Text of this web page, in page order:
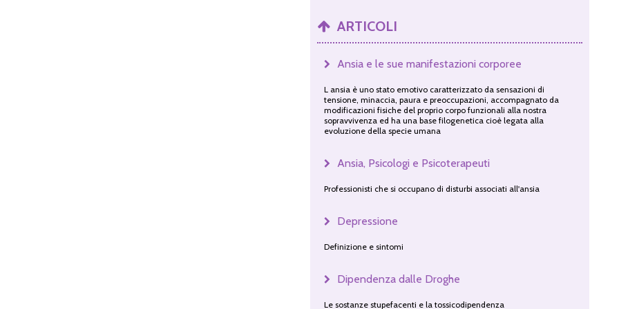
ARTICOLI
Ansia e le sue manifestazioni corporee
L ansia è uno stato emotivo caratterizzato da sensazioni di
tensione, minaccia, paura e preoccupazioni, accompagnato da
modificazioni fisiche del proprio corpo funzionali alla nostra
sopravvivenza ed ha una base filogenetica cioè legata alla
evoluzione della specie umana
Ansia, Psicologi e Psicoterapeuti
Professionisti che si occupano di disturbi associati all'ansia
Depressione
Definizione e sintomi
Dipendenza dalle Droghe
Le sostanze stupefacenti e la tossicodipendenza